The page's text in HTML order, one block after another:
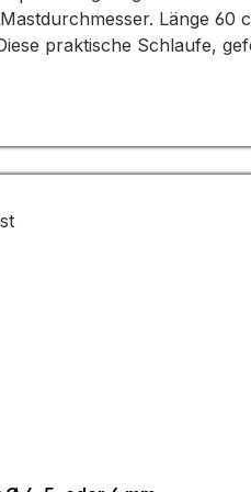
von MR Design, die perfekte Ergänzung für Ihre
praktische Schlaufe,
innovative Führungsring
zu herkömmlichen
Sie die Länge der
ist. Die 50 cm
anpassbar, sondern
für Ihren Fahnenbedarf. Sie
perfekt an nahezu jede